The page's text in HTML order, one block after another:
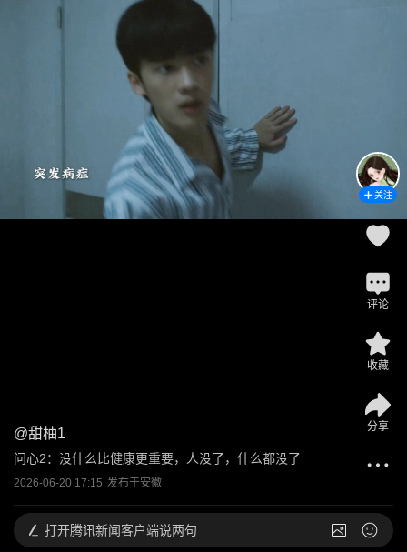
@甜柚1
问心2：没什么比健康更重要，人没了，什么都没了
2026-06-20 17:15 发布于安徽
关注
评论
收藏
分享
打开腾讯新闻客户端说两句